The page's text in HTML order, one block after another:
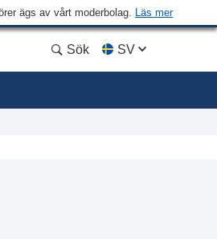
ägs av vårt moderbolag. Läs mer
Sök SV